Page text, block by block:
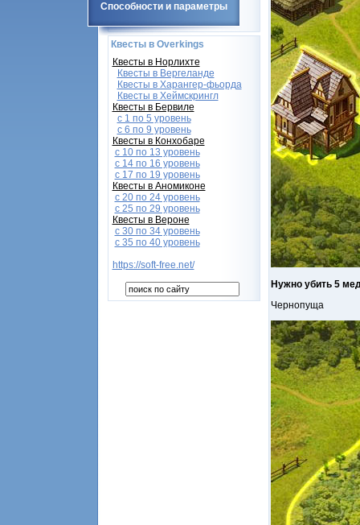
Способности и параметры
Квесты в Overkings
Квесты в Норлихте
Квесты в Вергеланде
Квесты в Харангер-фьорда
Квесты в Хеймскрингл
Квесты в Бервиле
с 1 по 5 уровень
с 6 по 9 уровень
Квесты в Конхобаре
c 10 по 13 уровень
с 14 по 16 уровень
с 17 по 19 уровень
Квесты в Аномиконе
с 20 по 24 уровень
с 25 по 29 уровень
Квесты в Вероне
с 30 по 34 уровень
с 35 по 40 уровень
https://soft-free.net/
Нужно убить 5
Чернопуща